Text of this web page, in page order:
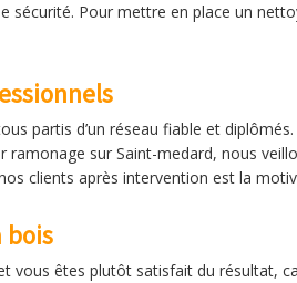
sécurité. Pour mettre en place un
partis d’un réseau fiable et
sur Saint-medard, nous
clients après intervention est la
bois
vous êtes plutôt satisfait du résultat,